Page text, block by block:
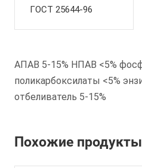
ГОСТ 25644-96
АПАВ 5-15% НПАВ <5%
поликарбоксилаты <5%
отбеливатель 5-15%
Похожие продукты